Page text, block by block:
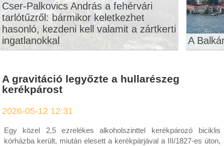
Cser-Palkovics András a fehérvári
tarlótűzről: bármikor keletkezhet
hasonló, kezdeni kell valamit a zártkerti
ingatlanokkal
A
A gravitáció legyőzte a hullarészeg
kerékpárost
2026-05-12 12:31
Egy közel 2,5 ezrelékes alkoholszinttel kerékpározó biciklis
kórházba került, miután elesett a kerékpárjával a III/1827-es úton,